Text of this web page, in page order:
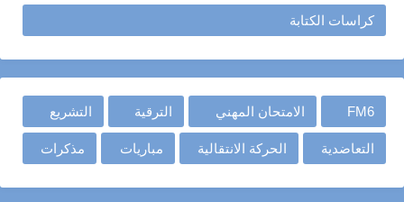
كراسات الكتابة
FM6 الامتحان المهني الترقية التشريع
التعاضدية الحركة الانتقالية مباريات مذكرات